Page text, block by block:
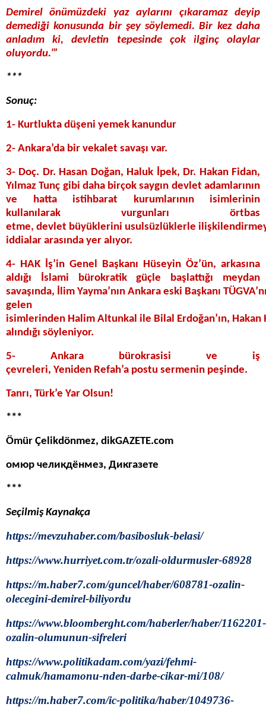
Demirel önümüzdeki yaz aylarını çıkaramaz deyip
demediği konusunda bir şey söylemedi. Bir kez daha
anladım ki, devletin tepesinde çok ilginç olaylar
oluyordu.’”
***
Sonuç:
1- Kurtlukta düşeni yemek kanundur
2- Ankara’da bir vekalet savaşı var.
3- Doç. Dr. Hasan Doğan, Haluk İpek, Dr. Hakan Fidan,
Yılmaz Tunç gibi daha birçok saygın devlet adamlarının
ve hatta istihbarat kurumlarının isimlerinin
kullanılarak vurgunları örtbas
etme, devlet büyüklerini usulsüzlüklerle
iddialar arasında yer alıyor.
4- HAK İş’in Genel Başkanı Hüseyin Öz’ün, arkasına
aldığı İslami bürokratik güçle başlattığı meydan
savaşında, İlim Yayma’nın Ankara eski Başkanı
gelen
isimlerinden Halim Altunkal ile Bilal Erdoğan’ın, Hakan
alındığı söyleniyor.
5- Ankara bürokrasisi ve iş
çevreleri, Yeniden Refah’a postu sermenin peşinde.
Tanrı, Türk’e Yar Olsun!
***
Ömür Çelikdönmez, dikGAZETE.com
омюр челикдёнмез, Дикгазете
***
Seçilmiş Kaynakça
https://mevzuhaber.com/basibosluk-belasi/
https://www.hurriyet.com.tr/ozali-oldurmusler-68928
https://m.haber7.com/guncel/haber/608781-ozalin-
olecegini-demirel-biliyordu
https://www.bloomberght.com/haberler/haber/1162201-
ozalin-olumunun-sifreleri
https://www.politikadam.com/yazi/fehmi-
calmuk/hamamonu-nden-darbe-cikar-mi/108/
https://m.haber7.com/ic-politika/haber/1049736-